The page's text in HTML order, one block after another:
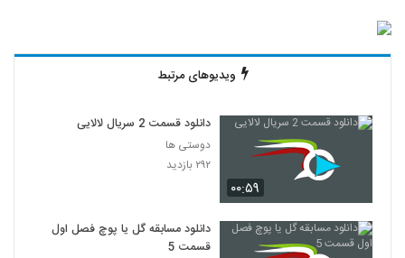
ویدیوهای مرتبط
۰۰:۵۹
دانلود قسمت 2 سریال لالایی
دوستی ها
۲۹۲ بازدید
دانلود مسابقه گل یا پوچ فصل اول
قسمت 5